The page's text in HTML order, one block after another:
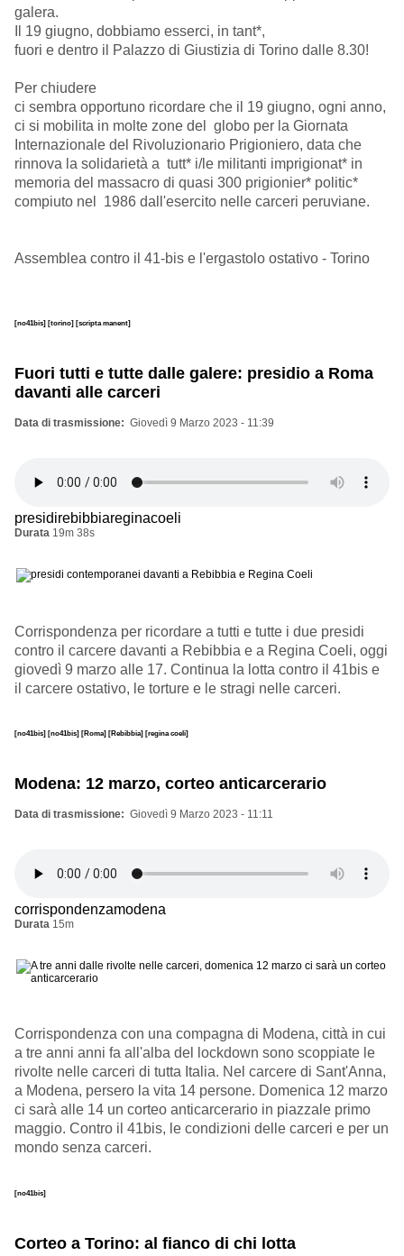
galera.
Il 19 giugno, dobbiamo esserci, in tant*,
fuori e dentro il Palazzo di Giustizia di Torino dalle 8.30!
Per chiudere
ci sembra opportuno ricordare che il 19 giugno, ogni anno,
ci si mobilita in molte zone del globo per la Giornata
Internazionale del Rivoluzionario Prigioniero, data che
rinnova la solidarietà a tutt* i/le militanti imprigionat* in
memoria del massacro di quasi 300 prigionier* politic*
compiuto nel 1986 dall'esercito nelle carceri peruviane.
Assemblea contro il 41-bis e l'ergastolo ostativo - Torino
[no41bis] [torino] [scripta manent]
Fuori tutti e tutte dalle galere: presidio a Roma
davanti alle carceri
Data di trasmissione Giovedì 9 Marzo 2023 - 11:39
presidirebibbiareginacoeli
Durata 19m 38s
Corrispondenza per ricordare a tutti e tutte i due presidi
contro il carcere davanti a Rebibbia e a Regina Coeli, oggi
giovedì 9 marzo alle 17. Continua la lotta contro il 41bis e
il carcere ostativo, le torture e le stragi nelle carceri.
[no41bis] [no41bis] [Roma] [Rebibbia] [regina coeli]
Modena: 12 marzo, corteo anticarcerario
Data di trasmissione Giovedì 9 Marzo 2023 - 11:11
corrispondenzamodena
Durata 15m
Corrispondenza con una compagna di Modena, città in cui
a tre anni anni fa all'alba del lockdown sono scoppiate le
rivolte nelle carceri di tutta Italia. Nel carcere di Sant'Anna,
a Modena, persero la vita 14 persone. Domenica 12 marzo
ci sarà alle 14 un corteo anticarcerario in piazzale primo
maggio. Contro il 41bis, le condizioni delle carceri e per un
mondo senza carceri.
[no41bis]
Corteo a Torino: al fianco di chi lotta